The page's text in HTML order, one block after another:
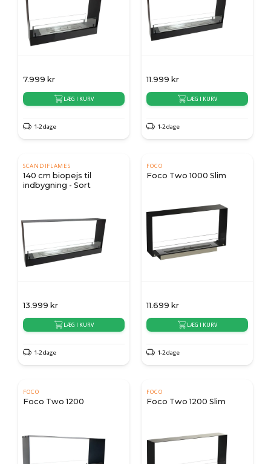
7.999 kr
LÆG I KURV
1-2 dage
11.999 kr
LÆG I KURV
1-2 dage
SCANDIFLAMES
140 cm biopejs til
indbygning - Sort
13.999 kr
LÆG I KURV
1-2 dage
FOCO
Foco Two 1000 Slim
11.699 kr
LÆG I KURV
1-2 dage
FOCO
Foco Two 1200
FOCO
Foco Two 1200 Slim